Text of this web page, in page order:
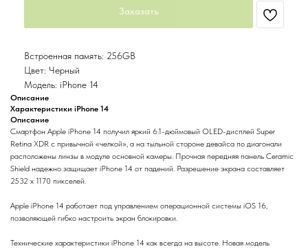
Заказать
Встроенная память: 256GB
Цвет: Черный
Модель: iPhone 14
Описание
Характеристики iPhone 14
Описание
Смартфон Apple iPhone 14 получил яркий 6.1-дюймовый OLED-дисплей Super
Retina XDR с привычной «челкой», а на тыльной стороне девайса по диагонали
расположены линзы в модуле основной камеры. Прочная передняя панель Ceramic
Shield надежно защищает iPhone 14 от падений. Разрешение экрана составляет
2532 x 1170 пикселей.
Apple iPhone 14 работает под управлением операционной системы iOS 16,
позволяющей гибко настроить экран блокировки.
Технические характеристики iPhone 14 как всегда на высоте. Новая модель